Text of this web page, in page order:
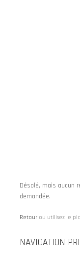
Désolé, mais aucun
demandée.
Retour ou utilisez le
NAVIGATION